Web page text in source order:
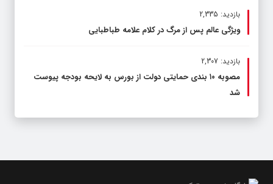
بازدید: 2,335
ویژگی عالم پس از مرگ در کلام علامه طباطبایی
بازدید: 2,307
مصوبه ۱۰ بندی حمایتی دولت از بورس به لایحه بودجه پیوست
شد